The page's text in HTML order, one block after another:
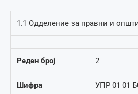
1.1 Одделение за правни и
Реден број 2
Шифра УПР 01 01